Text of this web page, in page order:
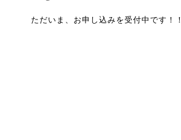
ただいま、お申し込みを受付中です！！